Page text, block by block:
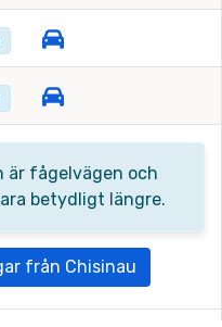
är fågelvägen och
betydligt längre.
från Chisinau